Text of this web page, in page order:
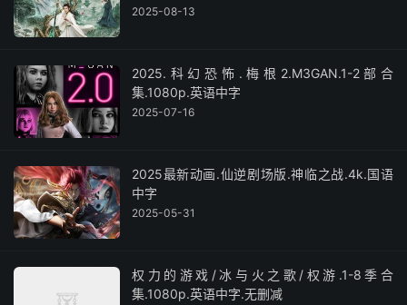
2025-08-13
2025.科幻恐怖.梅根2.M3GAN.1-2部合
集.1080p.英语中字
2025-07-16
2025最新动画.仙逆剧场版.神临之战.4k.国语
中字
2025-05-31
权力的游戏/冰与火之歌/权游.1-8季合
集.1080p.英语中字.无删减